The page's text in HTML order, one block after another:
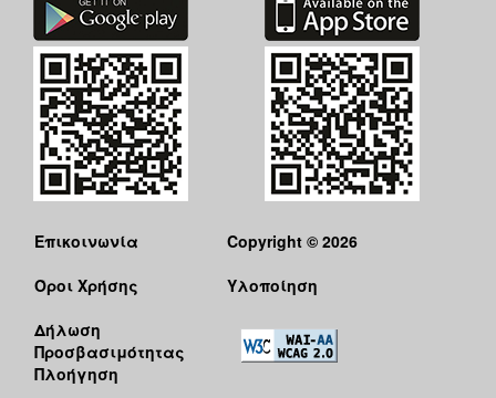
Επικοινωνία
Όροι Χρήσης
Δήλωση
Προσβασιμότητας
Πλοήγηση
Copyright © 2026
Υλοποίηση